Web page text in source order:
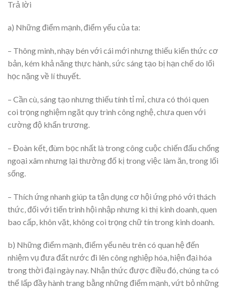
Trả lời
a) Những điểm mạnh, điểm yếu của ta:
– Thông minh, nhạy bén với cái mới nhưng thiếu kiến thức cơ
bản, kém khả năng thực hành, sức sáng tạo bị hạn chế do lối
học nặng về lí thuyết.
– Cần cù, sáng tạo nhưng thiếu tính tỉ mỉ, chưa có thói quen
coi trọng nghiệm ngặt quy trình công nghệ, chưa quen với
cường độ khẩn trương.
– Đoàn kết, đùm bọc nhất là trong công cuộc chiến đấu chống
ngoại xâm nhưng lại thường đố kị trong việc làm ăn, trong lối
sống.
– Thích ứng nhanh giúp ta tận dụng cơ hội ứng phó với thách
thức, đối với tiến trình hội nhập nhưng kì thị kinh doanh, quen
bao cấp, khôn vặt, không coi trọng chữ tín trong kinh doanh.
b) Những điểm mạnh, điểm yếu nêu trên có quan hệ đến
nhiệm vụ đưa đất nước đi lên công nghiệp hóa, hiện đại hóa
trong thời đại ngày nay. Nhận thức được điều đó, chúng ta có
thể lấp đầy hành trang bằng những điểm mạnh, vứt bỏ những